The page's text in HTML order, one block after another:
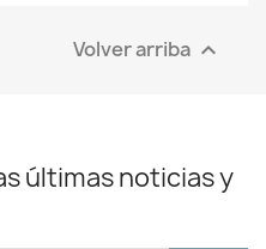
Volver arriba 
últimas noticias y